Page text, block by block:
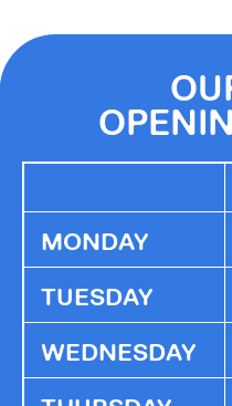
MONDAY
TUESDAY
WEDNESDAY